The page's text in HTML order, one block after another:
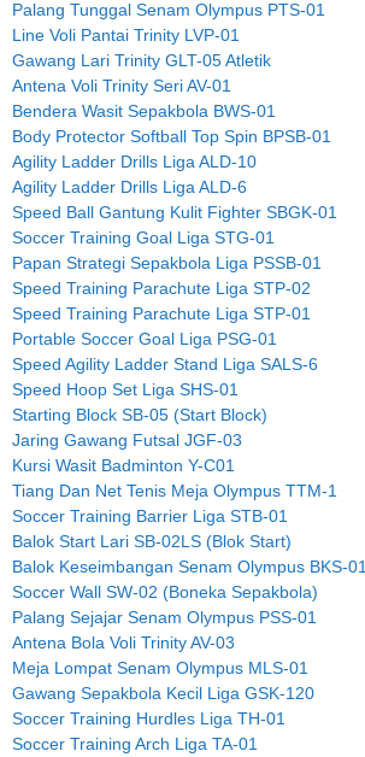
Palang Tunggal Senam Olympus PTS-01
Line Voli Pantai Trinity LVP-01
Gawang Lari Trinity GLT-05 Atletik
Antena Voli Trinity Seri AV-01
Bendera Wasit Sepakbola BWS-01
Body Protector Softball Top Spin BPSB-01
Agility Ladder Drills Liga ALD-10
Agility Ladder Drills Liga ALD-6
Speed Ball Gantung Kulit Fighter SBGK-01
Soccer Training Goal Liga STG-01
Papan Strategi Sepakbola Liga PSSB-01
Speed Training Parachute Liga STP-02
Speed Training Parachute Liga STP-01
Portable Soccer Goal Liga PSG-01
Speed Agility Ladder Stand Liga SALS-6
Speed Hoop Set Liga SHS-01
Starting Block SB-05 (Start Block)
Jaring Gawang Futsal JGF-03
Kursi Wasit Badminton Y-C01
Tiang Dan Net Tenis Meja Olympus TTM-1
Soccer Training Barrier Liga STB-01
Balok Start Lari SB-02LS (Blok Start)
Balok Keseimbangan Senam Olympus BKS-01
Soccer Wall SW-02 (Boneka Sepakbola)
Palang Sejajar Senam Olympus PSS-01
Antena Bola Voli Trinity AV-03
Meja Lompat Senam Olympus MLS-01
Gawang Sepakbola Kecil Liga GSK-120
Soccer Training Hurdles Liga TH-01
Soccer Training Arch Liga TA-01